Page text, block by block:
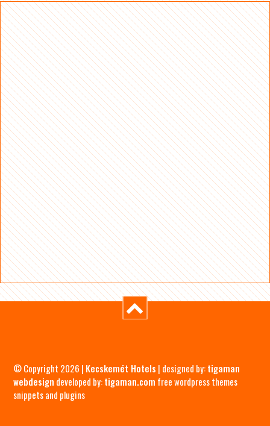
© Copyright 2026 | Kecskemét Hotels | designed by:tigaman
webdesign developed by:tigaman.com free wordpress themes
snippets and plugins